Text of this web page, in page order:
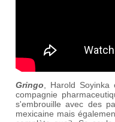
Gringo , Harold
compagnie
s'embrouille avec des
mexicaine mais